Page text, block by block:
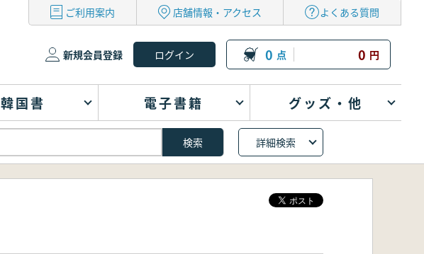
ご利用案内 店舗情報・アクセス よくある質問
新規会員登録 0 点 0 円
韓国書 電子書籍 グッズ・他
詳細検索